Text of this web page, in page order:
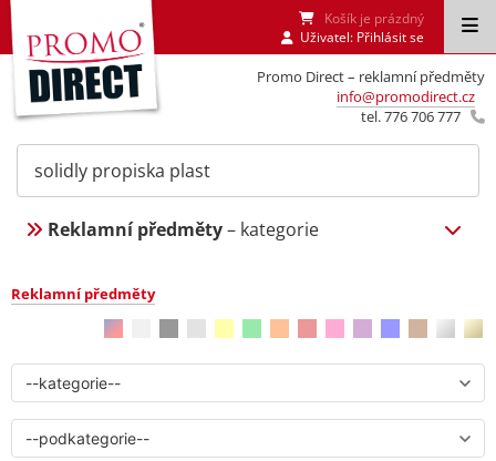
Promo Direct – reklamní předměty
info@promodirect.cz
tel. 776 706 777
Košík je prázdný
Uživatel: Přihlásit se
Reklamní předměty– kategorie
Reklamní předměty